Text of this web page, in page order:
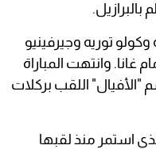
توريه وجيرفينيو
كأس أمم أفريقيا 2015 أمام غانا. وانتهت المباراة
"الأفيال" اللقب بركلات
استمر منذ لقبها